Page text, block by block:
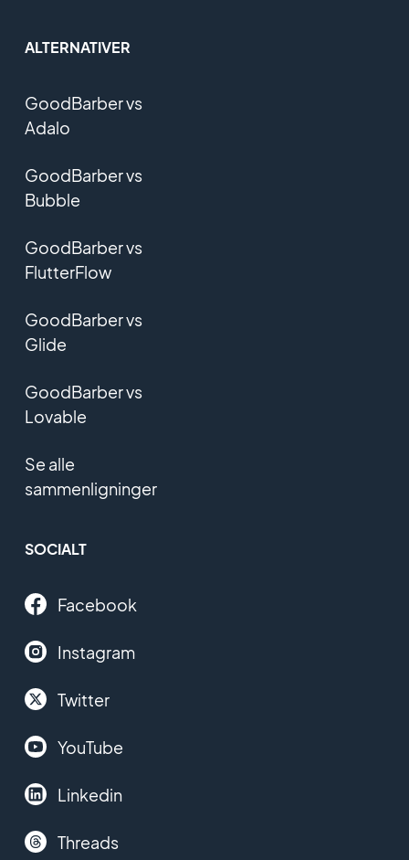
ALTERNATIVER
GoodBarber vs
Adalo
GoodBarber vs
Bubble
GoodBarber vs
FlutterFlow
GoodBarber vs
Glide
GoodBarber vs
Lovable
Se alle
sammenligninger
SOCIALT
Facebook
Instagram
Twitter
YouTube
Linkedin
Threads